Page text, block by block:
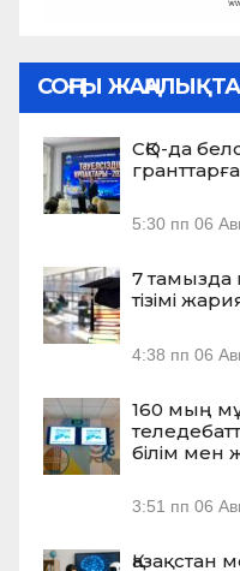
СОҢҒЫ
СҚО-да
5:30 пп 06
7 тамызда
тізімі
4:38 пп 06
160 мың
білім мен
3:51 пп 06
Қазақстан